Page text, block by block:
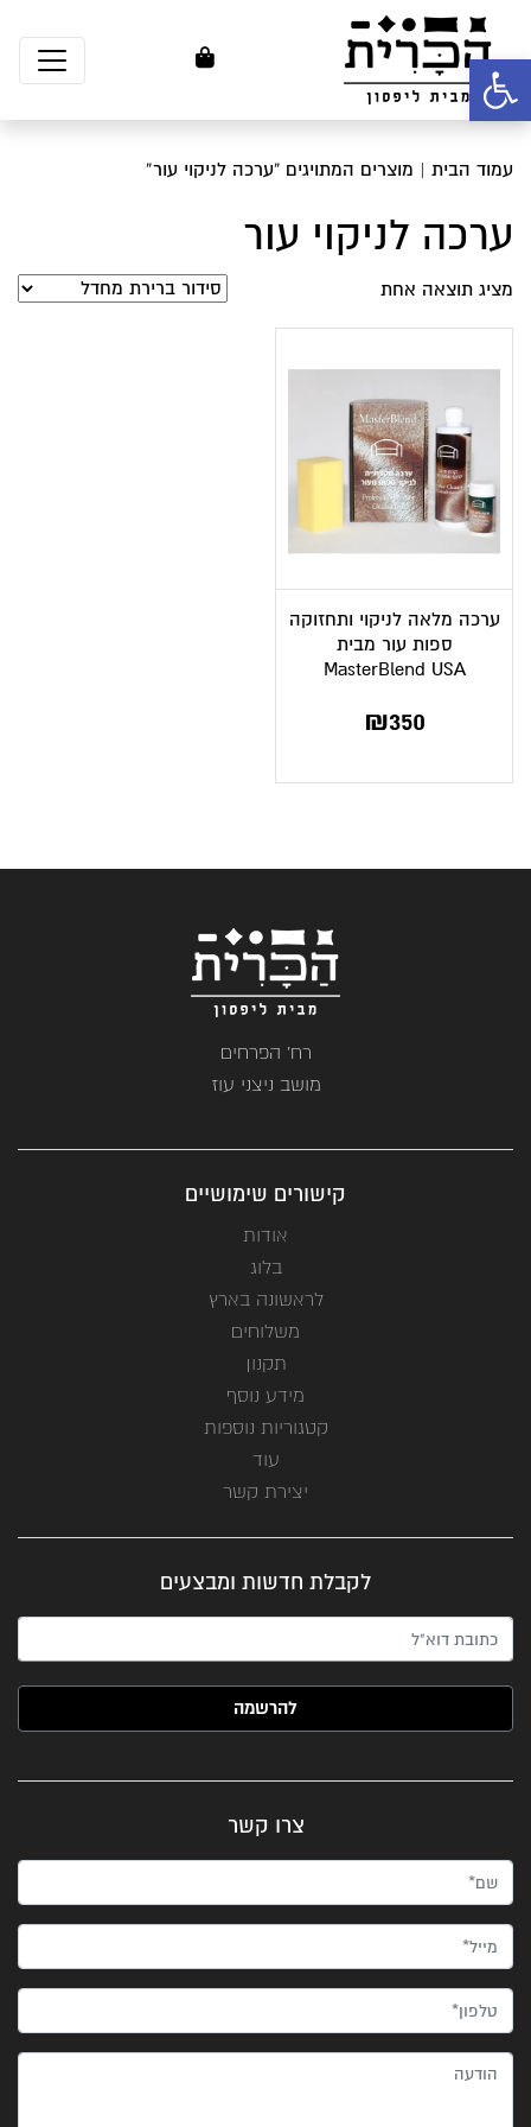
פתח סרגל נגישות
עמוד הבית | מוצרים המתויגים “ערכה לניקוי עור”
ערכה לניקוי עור
מציג תוצאה אחת
ערכה מלאה לניקוי ותחזוקה
ספות עור מבית
MasterBlend USA
₪350
רח' הפרחים
מושב ניצני עוז
קישורים שימושיים
אודות
בלוג
לראשונה בארץ
משלוחים
תקנון
מידע נוסף
קטגוריות נוספות
עוד
יצירת קשר
לקבלת חדשות ומבצעים
האימייל שלך (חובה)
צרו קשר